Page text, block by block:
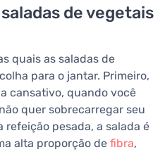
de vegetais
quais as saladas de
para o jantar. Primeiro,
cansativo, quando você
quer sobrecarregar seu
pesada, a salada é
alta proporção de fibra,